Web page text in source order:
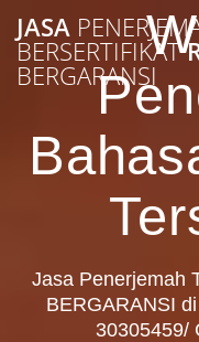
JASA
BERSERTIFIKAT
BERGARANSI
Jasa Penerjemah
BERGARANSI
30305459/